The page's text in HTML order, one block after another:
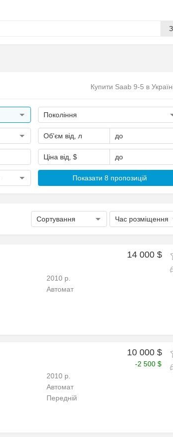
Купити Saab 9-5 в Україні
Покоління
Об'єм від, л до
Ціна від, $ до
Показати 8 пропозицій
Сортування Час розміщення
14 000 $
2010 р.
Автомат
10 000 $
-2 500 $
2010 р.
Автомат
Передній